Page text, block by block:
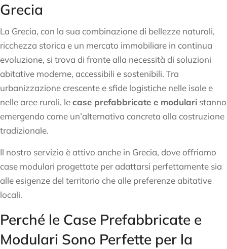
Grecia
La Grecia, con la sua combinazione di bellezze naturali,
ricchezza storica e un mercato immobiliare in continua
evoluzione, si trova di fronte alla necessità di soluzioni
abitative moderne, accessibili e sostenibili. Tra
urbanizzazione crescente e sfide logistiche nelle isole e
nelle aree rurali, lecase prefabbricate e modulari stanno
emergendo come un’alternativa concreta alla costruzione
tradizionale.
Il nostro servizio è attivo anche in Grecia, dove offriamo
case modulari progettate per adattarsi perfettamente sia
alle esigenze del territorio che alle preferenze abitative
locali.
Perché le Case Prefabbricate e
Modulari Sono Perfette per la